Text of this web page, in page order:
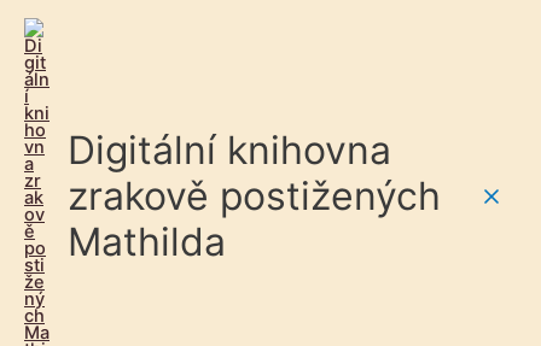
Digitální knihovna
zrakově postižených
Mathilda